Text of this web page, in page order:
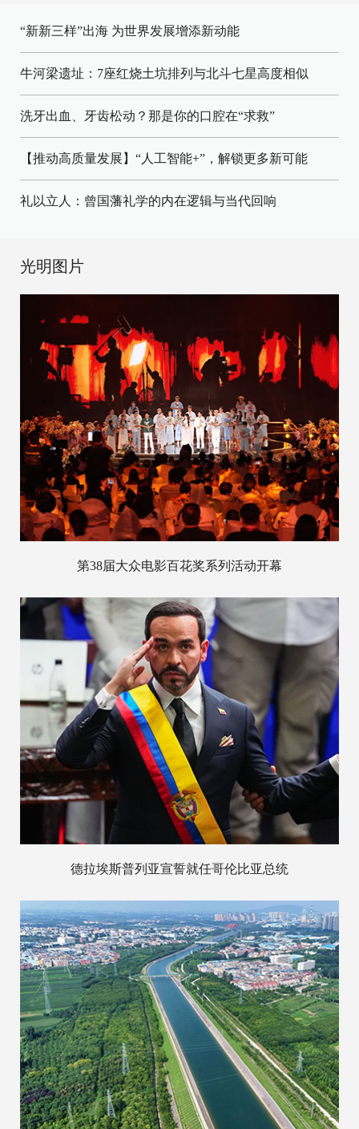
“新新三样”出海 为世界发展增添新动能
牛河梁遗址：7座红烧土坑排列与北斗七星高度相似
洗牙出血、牙齿松动？那是你的口腔在“求救”
【推动高质量发展】“人工智能+”，解锁更多新可能
礼以立人：曾国藩礼学的内在逻辑与当代回响
光明图片
第38届大众电影百花奖系列活动开幕
德拉埃斯普列亚宣誓就任哥伦比亚总统